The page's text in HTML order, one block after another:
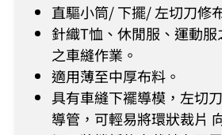
直驅小筒/ 下擺/ 左切刀修
針織T恤、休閒服、運動
之車縫作業。
適用薄至中厚布料。
具有車縫下襬導模，左切
導管，可輕易將環狀裁片